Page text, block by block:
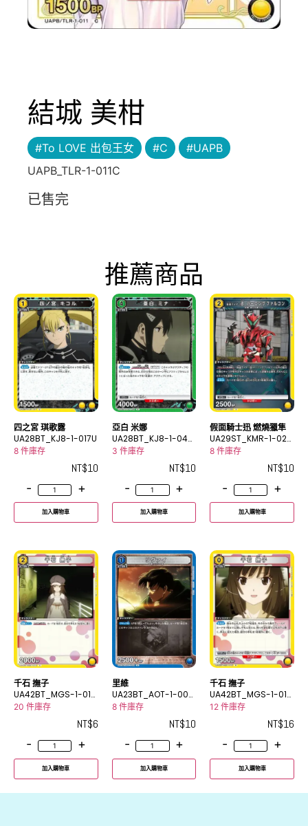
結城 美柑
#To LOVE 出包王女 #C
#UAPB
UAPB_TLR-1-011C
已售完
推薦商品
四之宮 琪歌露
UA28BT_KJ8-1-017U
8 件庫存
NT$10
-
+
加入購物車
亞白 米娜
UA28BT_KJ8-1-044
R
3 件庫存
NT$10
-
+
加入購物車
假面騎士迅 燃燒獵隼
UA29ST_KMR-1-025
U
8 件庫存
NT$10
-
+
加入購物車
千石 撫子
UA42BT_MGS-1-010
C
20 件庫存
NT$6
-
+
加入購物車
里維
UA23BT_AOT-1-008
U
8 件庫存
NT$10
-
+
加入購物車
千石 撫子
UA42BT_MGS-1-012
R
12 件庫存
NT$16
-
+
加入購物車